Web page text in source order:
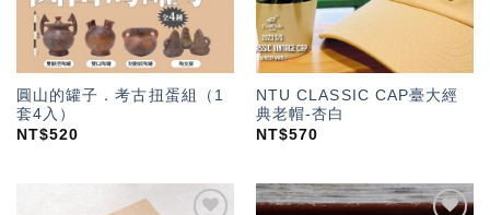
圓山的罐子．考古扭蛋組（1
套4入）
NT$520
NTU CLASSIC CAP臺大經
典老帽-杏白
NT$570